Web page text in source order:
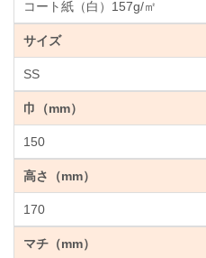
コート紙（白）157g/㎡
サイズ
SS
巾（mm）
150
高さ（mm）
170
マチ（mm）